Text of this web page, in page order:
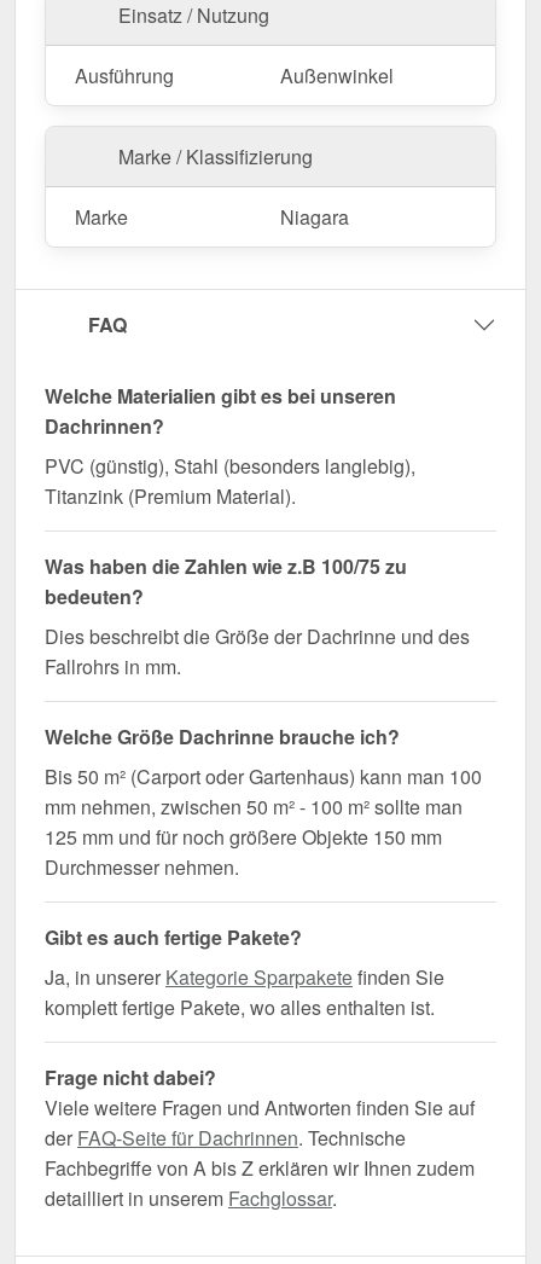
Einsatz / Nutzung
Ausführung Außenwinkel
Marke / Klassifizierung
Marke Niagara
FAQ
Welche Materialien gibt es bei unseren
Dachrinnen?
PVC (günstig), Stahl (besonders langlebig),
Titanzink (Premium Material).
Was haben die Zahlen wie z.B 100/75 zu
bedeuten?
Dies beschreibt die Größe der Dachrinne und des
Fallrohrs in mm.
Welche Größe Dachrinne brauche ich?
Bis 50 m² (Carport oder Gartenhaus) kann man 100
mm nehmen, zwischen 50 m² - 100 m² sollte man
125 mm und für noch größere Objekte 150 mm
Durchmesser nehmen.
Gibt es auch fertige Pakete?
Ja, in unserer Kategorie Sparpaketefinden Sie
komplett fertige Pakete, wo alles enthalten ist.
Frage nicht dabei?
Viele weitere Fragen und Antworten finden Sie auf
der FAQ-Seite für Dachrinnen. Technische
Fachbegriffe von A bis Z erklären wir Ihnen zudem
detailliert in unserem Fachglossar.